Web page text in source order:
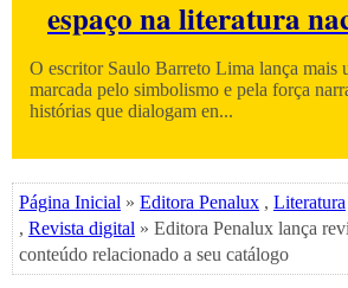
espaço na literatura
O escritor Saulo Barreto Lima lança mais
marcada pelo simbolismo e pela força
histórias que dialogam en...
Página Inicial » Editora Penalux , Literatura
, Revista digital » Editora Penalux lança
conteúdo relacionado a seu catálogo